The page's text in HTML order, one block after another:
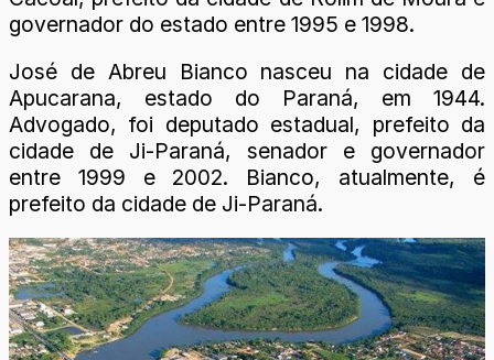
governador do estado entre 1995 e 1998.
José de Abreu Bianco nasceu na cidade de
Apucarana, estado do Paraná, em 1944.
Advogado, foi deputado estadual, prefeito da
cidade de Ji-Paraná, senador e governador
entre 1999 e 2002. Bianco, atualmente, é
prefeito da cidade de Ji-Paraná.